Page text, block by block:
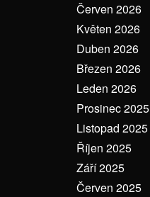
Červen 2026
Květen 2026
Duben 2026
Březen 2026
Leden 2026
Prosinec 2025
Listopad 2025
Říjen 2025
Září 2025
Červen 2025